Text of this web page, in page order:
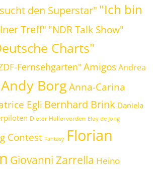
den Superstar" "Ich bin
Treff" "NDR Talk Show"
Charts"
Fernsehgarten" Amigos Andrea
Andy Borg Anna-Carina
Egli Bernhard Brink Daniela
Dieter Hallervorden Eloy de Jong
Contest Fantasy Florian
Giovanni Zarrella Heino